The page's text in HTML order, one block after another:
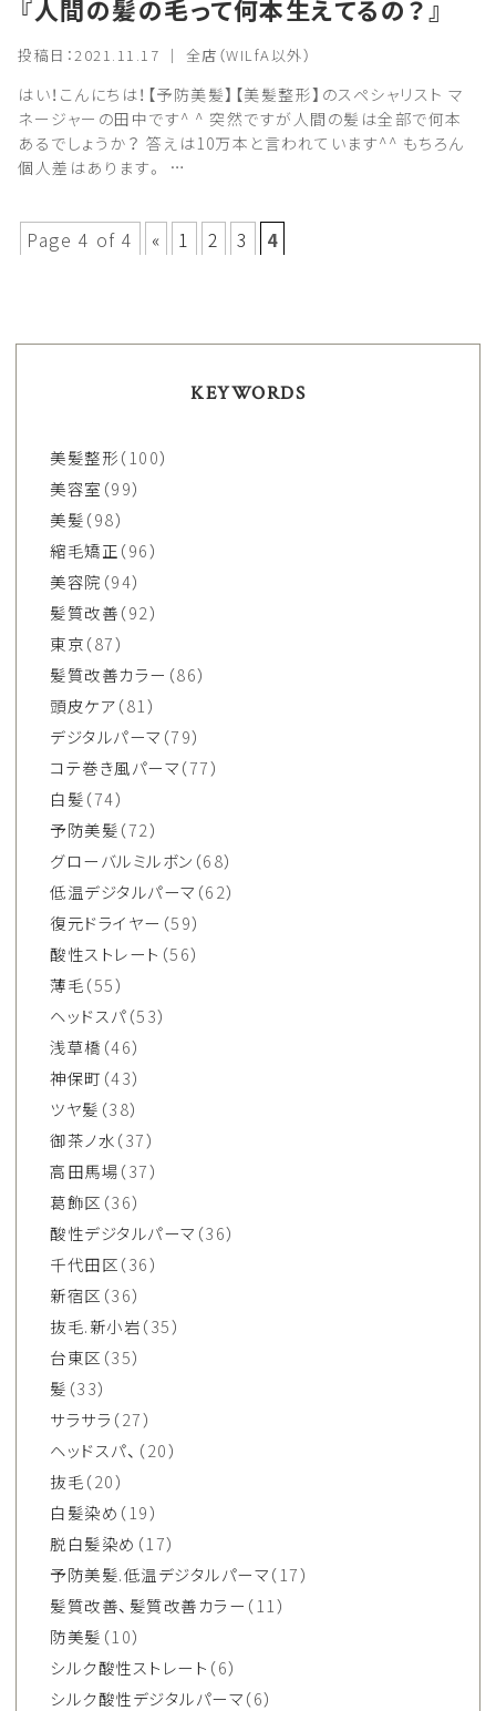
『人間の髪の毛って何本生えてるの？』
投稿日：2021.11.17 ｜ 全店（WILfA以外）
はい！こんにちは！【予防美髪】【美髪整形】のスペシャリスト マ
ネージャーの田中です^ ^ 突然ですが人間の髪は全部で何本
あるでしょうか？ 答えは10万本と言われています^^ もちろん
個人差はあります。 …
Page 4 of 4 « 1 2 3 4
KEYWORDS
美髪整形（100）
美容室 （99）
美髪（98）
縮毛矯正（96）
美容院 （94）
髪質改善（92）
東京（87）
髪質改善カラー （86）
頭皮ケア（81）
デジタルパーマ （79）
コテ巻き風パーマ（77）
白髪（74）
予防美髪（72）
グローバルミルボン （68）
低温デジタルパーマ （62）
復元ドライヤー （59）
酸性ストレート （56）
薄毛（55）
ヘッドスパ（53）
浅草橋 （46）
神保町 （43）
ツヤ髪 （38）
御茶ノ水（37）
高田馬場（37）
葛飾区 （36）
酸性デジタルパーマ （36）
千代田区（36）
新宿区 （36）
抜毛.新小岩（35）
台東区 （35）
髪 （33）
サラサラ （27）
ヘッドスパ、 （20）
抜毛（20）
白髪染め （19）
脱白髪染め （17）
予防美髪.低温デジタルパーマ（17）
髪質改善、髪質改善カラー （11）
防美髪 （10）
シルク酸性ストレート （6）
シルク酸性デジタルパーマ（6）